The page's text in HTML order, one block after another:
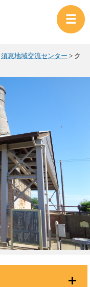
須恵地域交流センター > ク